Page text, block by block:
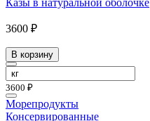
Казы в натуральной оболочке
3600 ₽
В корзину
3600 ₽
Морепродукты
Консервированные